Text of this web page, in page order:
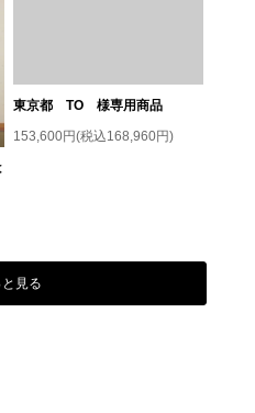
東京都 TO 様専用商品
153,600円(税込168,960円)
と見る